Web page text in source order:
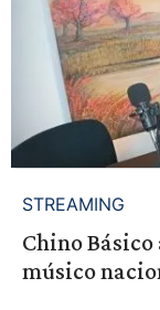
STREAMING
Chino
músico